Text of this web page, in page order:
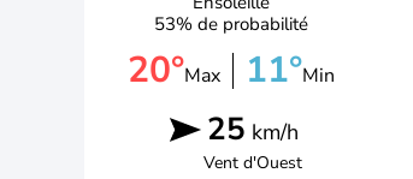
53% de probabilité
20°Max 11°Min
25 km/h
Vent d'Ouest